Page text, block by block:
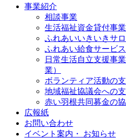
事業紹介
相談事業
生活福祉資金貸付事
ふれあいいきいきサ
ふれあい給食サービス
日常生活自立支援事
業）
ボランティア活動の
地域福祉協議会への
赤い羽根共同募金の
広報紙
お問い合わせ
イベント案内・ お知らせ